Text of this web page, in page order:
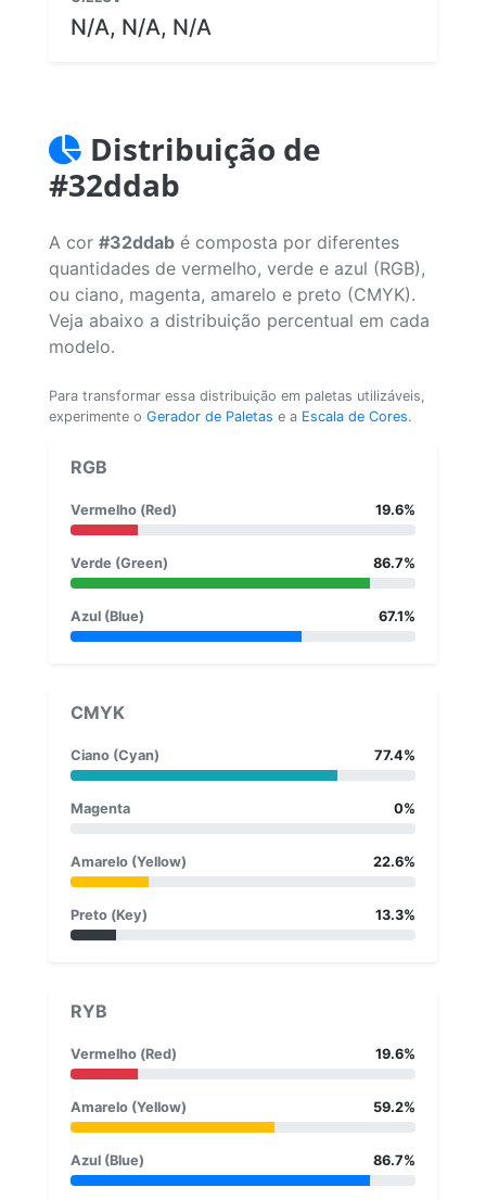
N/A, N/A, N/A
Distribuição de
#32ddab
A cor #32ddab é composta por diferentes
quantidades de vermelho, verde e azul (RGB),
ou ciano, magenta, amarelo e preto (CMYK).
Veja abaixo a distribuição percentual em cada
modelo.
Para transformar essa distribuição em paletas utilizáveis,
experimente o Gerador de Paletas e a Escala de Cores.
RGB
Vermelho (Red) 19.6%
Verde (Green) 86.7%
Azul (Blue) 67.1%
CMYK
Ciano (Cyan) 77.4%
Magenta 0%
Amarelo (Yellow) 22.6%
Preto (Key) 13.3%
RYB
Vermelho (Red) 19.6%
Amarelo (Yellow) 59.2%
Azul (Blue) 86.7%